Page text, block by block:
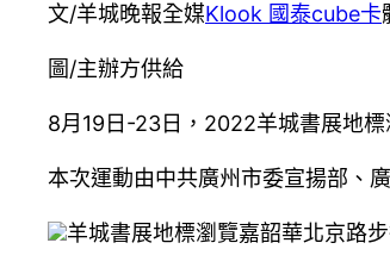
文/羊城晚報全媒Klook 國泰cube卡
圖/主辦方供給
8月19日-23日，2022羊城書展地
本次運動由中共廣州市委宣揚部、
羊城書展地標瀏覽嘉韶華北京路